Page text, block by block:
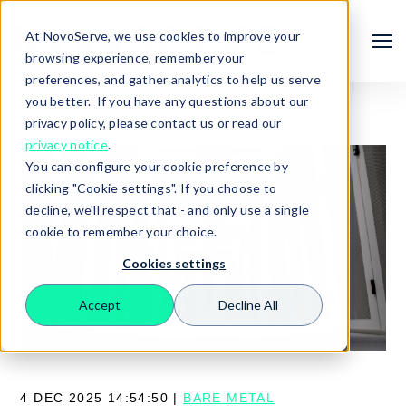
At NovoServe, we use cookies to improve your
browsing experience, remember your
preferences, and gather analytics to help us serve
you better. If you have any questions about our
privacy policy, please contact us or read our
privacy notice.
You can configure your cookie preference by
clicking "Cookie settings". If you choose to
decline, we'll respect that - and only use a single
cookie to remember your choice.
Cookies settings
Accept Decline All
Search
4 DEC 2025 14:54:50 | BARE METAL